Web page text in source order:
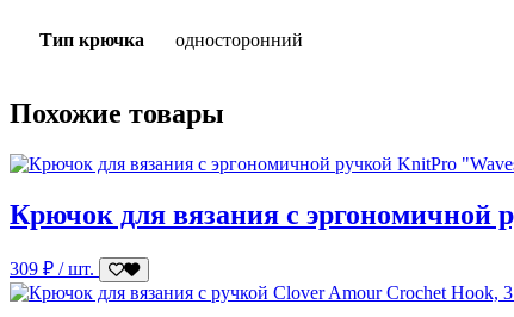
Тип крючка односторонний
Похожие товары
Крючок для вязания с эргономичной
309 ₽ / шт.